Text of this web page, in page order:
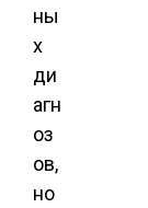
ны
х
ди
агн
оз
ов,
но